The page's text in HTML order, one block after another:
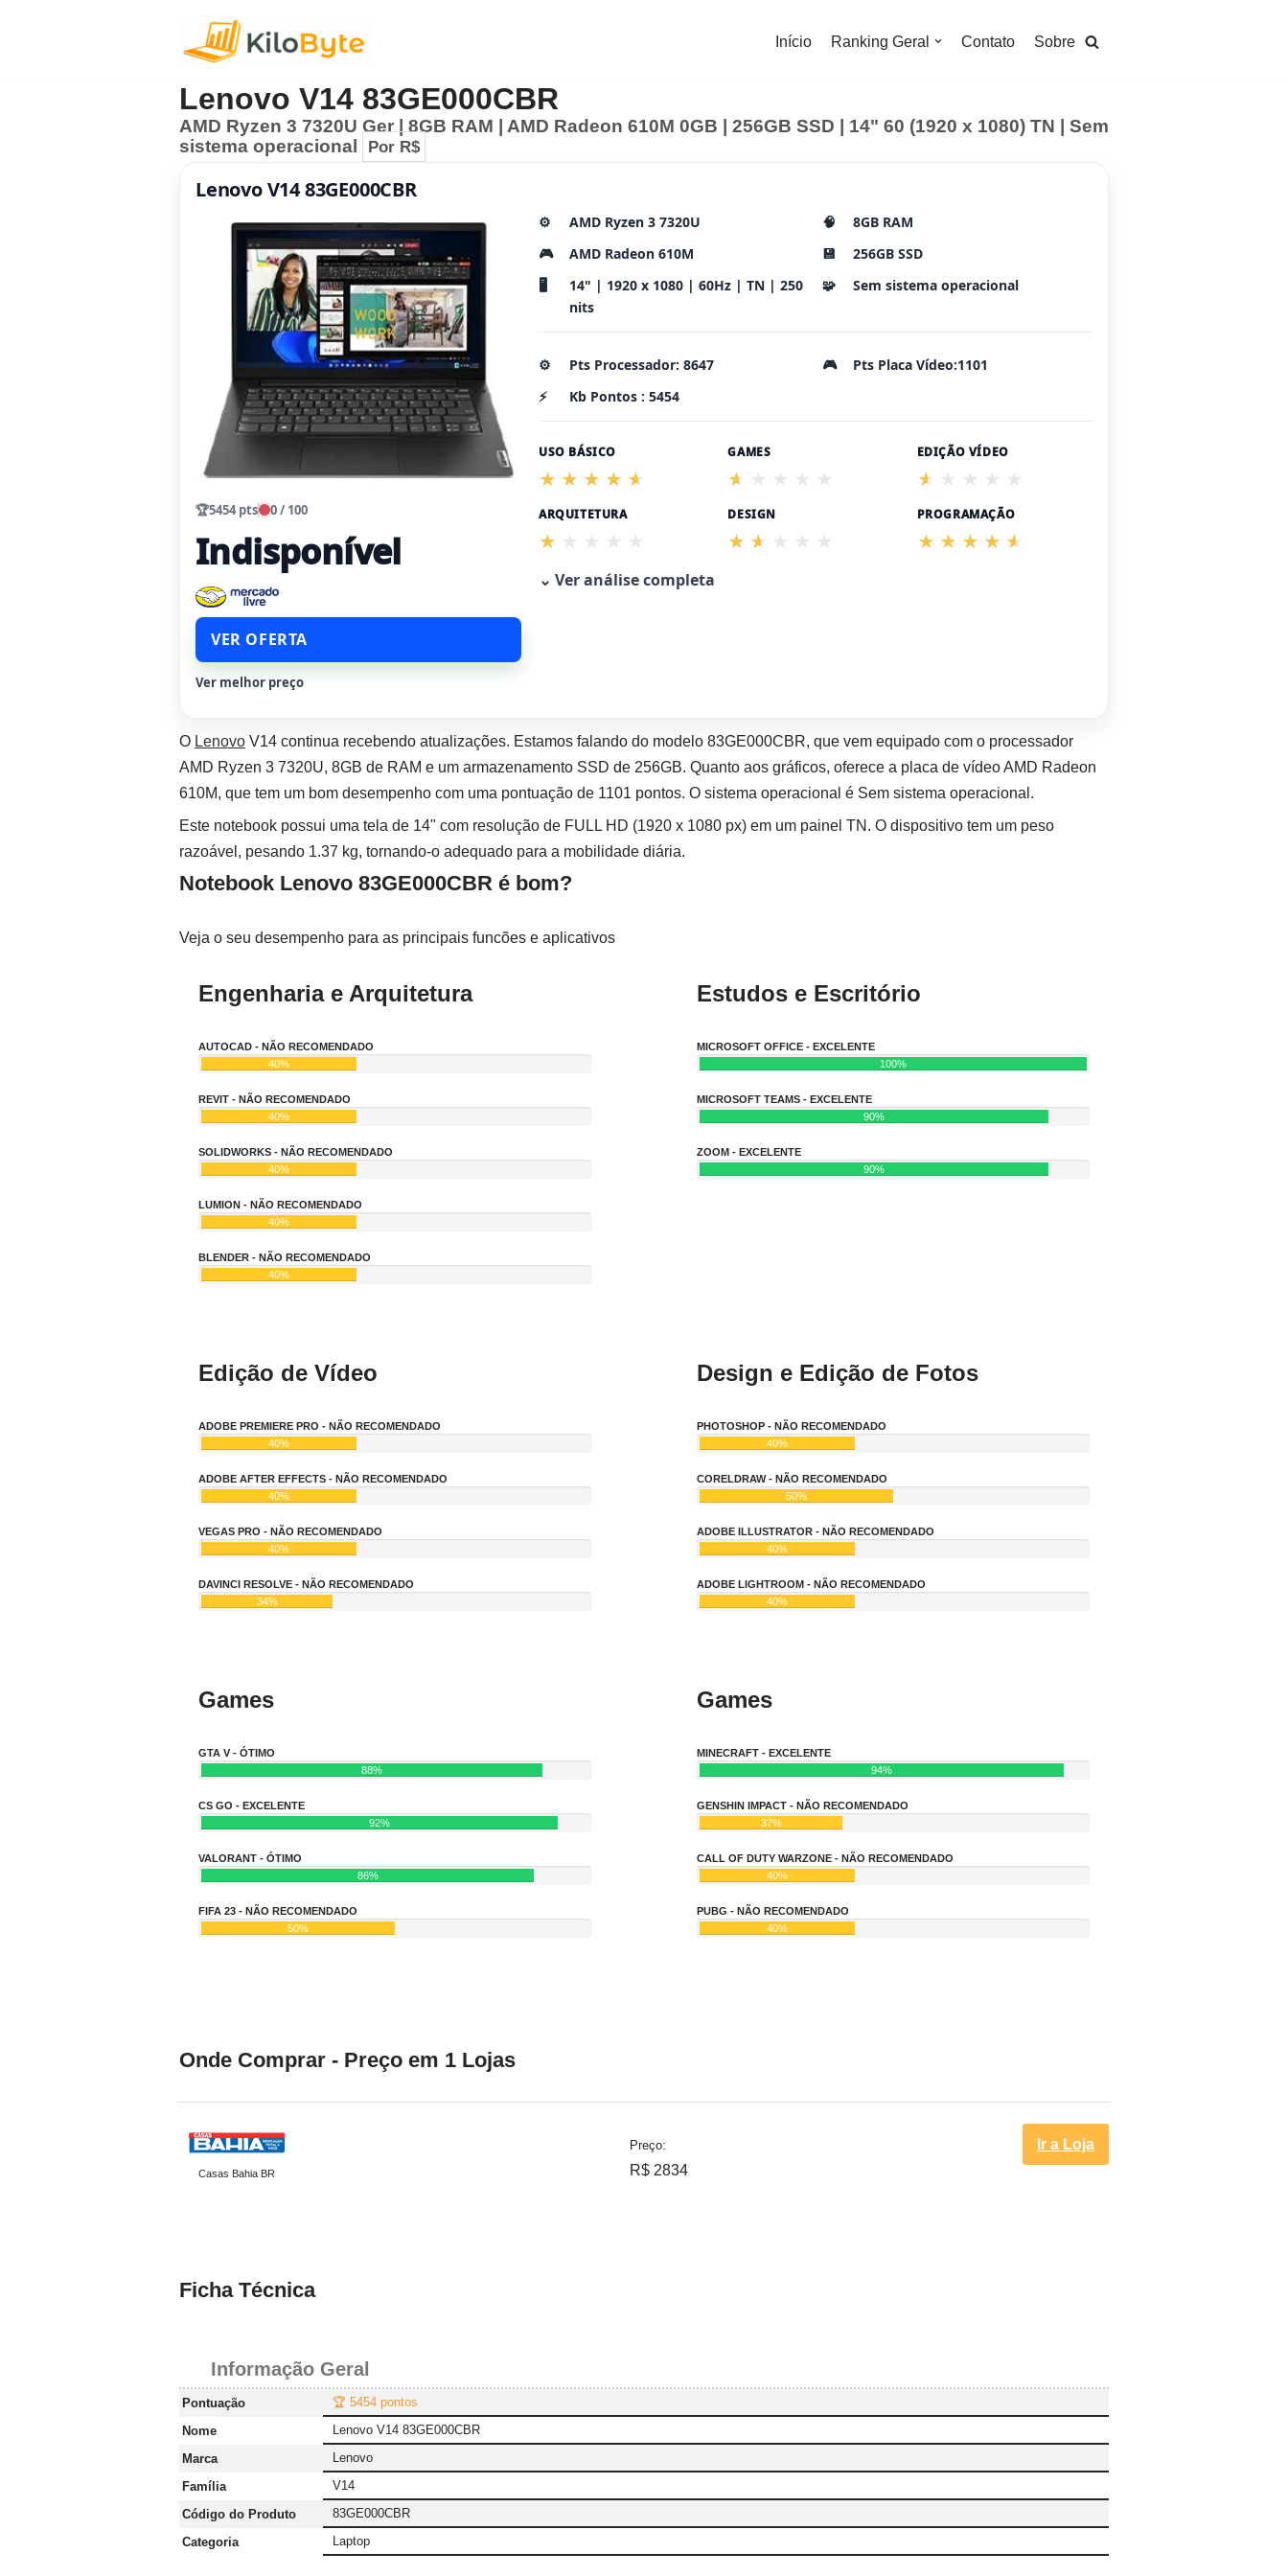
Início Ranking Geral Contato Sobre
Lenovo V14 83GE000CBR
AMD Ryzen 3 7320U Ger | 8GB RAM | AMD Radeon 610M 0GB | 256GB SSD | 14" 60 (1920 x 1080) TN | Sem
sistema operacional
Por R$
Lenovo V14 83GE000CBR
🏆5454 pts 0 / 100
Indisponível
VER OFERTA
Ver melhor preço
⚙️ AMD Ryzen 3 7320U 🧠
8GB RAM
🎮
AMD Radeon 610M 💾
256GB SSD
🖥️
14" | 1920 x 1080 | 60Hz | TN | 250
nits
🧩 Sem sistema operacional
⚙️ Pts Processador: 8647 🎮
Pts Placa Vídeo:1101
⚡
Kb Pontos : 5454
USO BÁSICO GAMES EDIÇÃO VÍDEO
ARQUITETURA DESIGN PROGRAMAÇÃO
⌄ Ver análise completa
O Lenovo V14 continua recebendo atualizações. Estamos falando do modelo 83GE000CBR, que vem equipado com o processador
AMD Ryzen 3 7320U, 8GB de RAM e um armazenamento SSD de 256GB. Quanto aos gráficos, oferece a placa de vídeo AMD Radeon
610M, que tem um bom desempenho com uma pontuação de 1101 pontos. O sistema operacional é Sem sistema operacional.
Este notebook possui uma tela de 14" com resolução de FULL HD (1920 x 1080 px) em um painel TN. O dispositivo tem um peso
razoável, pesando 1.37 kg, tornando-o adequado para a mobilidade diária.
Notebook Lenovo 83GE000CBR é bom?
Veja o seu desempenho para as principais funcões e aplicativos
Engenharia e Arquitetura
AUTOCAD - NÃO RECOMENDADO
40%
REVIT - NÃO RECOMENDADO
40%
SOLIDWORKS - NÃO RECOMENDADO
40%
LUMION - NÃO RECOMENDADO
40%
BLENDER - NÃO RECOMENDADO
40%
Estudos e Escritório
MICROSOFT OFFICE - EXCELENTE
100%
MICROSOFT TEAMS - EXCELENTE
90%
ZOOM - EXCELENTE
90%
Edição de Vídeo
ADOBE PREMIERE PRO - NÃO RECOMENDADO
40%
ADOBE AFTER EFFECTS - NÃO RECOMENDADO
40%
VEGAS PRO - NÃO RECOMENDADO
40%
DAVINCI RESOLVE - NÃO RECOMENDADO
34%
Design e Edição de Fotos
PHOTOSHOP - NÃO RECOMENDADO
40%
CORELDRAW - NÃO RECOMENDADO
50%
ADOBE ILLUSTRATOR - NÃO RECOMENDADO
40%
ADOBE LIGHTROOM - NÃO RECOMENDADO
40%
Games
GTA V - ÓTIMO
88%
CS GO - EXCELENTE
92%
VALORANT - ÓTIMO
86%
FIFA 23 - NÃO RECOMENDADO
50%
Games
MINECRAFT - EXCELENTE
94%
GENSHIN IMPACT - NÃO RECOMENDADO
37%
CALL OF DUTY WARZONE - NÃO RECOMENDADO
40%
PUBG - NÃO RECOMENDADO
40%
Onde Comprar - Preço em 1 Lojas
Casas Bahia BR
Preço:
R$ 2834
Ir a Loja
Ficha Técnica
Informação Geral
Pontuação
🏆 5454 pontos
Nome
Lenovo V14 83GE000CBR
Marca
Lenovo
Família
V14
Código do Produto
83GE000CBR
Categoria
Laptop